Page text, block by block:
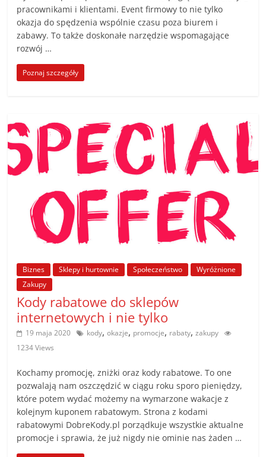
pracownikami i klientami. Event firmowy to nie tylko
okazja do spędzenia wspólnie czasu poza biurem i
zabawy. To także doskonałe narzędzie wspomagające
rozwój …
Poznaj szczegóły
Biznes Sklepy i hurtownie Społeczeństwo
Wyróżnione
Zakupy
Kody rabatowe do sklepów
internetowych i nie tylko
19 maja 2020 kody,okazje, promocje, rabaty,zakupy
1234 Views
Kochamy promocję, zniżki oraz kody rabatowe. To one
pozwalają nam oszczędzić w ciągu roku sporo pieniędzy,
które potem wydać możemy na wymarzone wakacje z
kolejnym kuponem rabatowym. Strona z kodami
rabatowymi DobreKody.pl porządkuje wszystkie aktualne
promocje i sprawia, że już nigdy nie ominie nas żaden …